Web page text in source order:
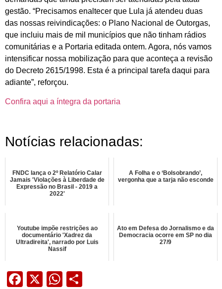
gestão. “Precisamos enaltecer que Lula já atendeu duas
das nossas reivindicações: o Plano Nacional de Outorgas,
que incluiu mais de mil municípios que não tinham rádios
comunitárias e a Portaria editada ontem. Agora, nós vamos
intensificar nossa mobilização para que aconteça a revisão
do Decreto 2615/1998. Esta é a principal tarefa daqui para
adiante”, reforçou.
Confira aqui a íntegra da portaria
Notícias relacionadas:
FNDC lança o 2º Relatório Calar
Jamais 'Violações à Liberdade de
Expressão no Brasil - 2019 a
2022'
A Folha e o ‘Bolsobrando’,
vergonha que a tarja não esconde
Youtube impõe restrições ao
documentário 'Xadrez da
Ultradireita', narrado por Luis
Nassif
Ato em Defesa do Jornalismo e da
Democracia ocorre em SP no dia
27/9
Facebook
X WhatsApp